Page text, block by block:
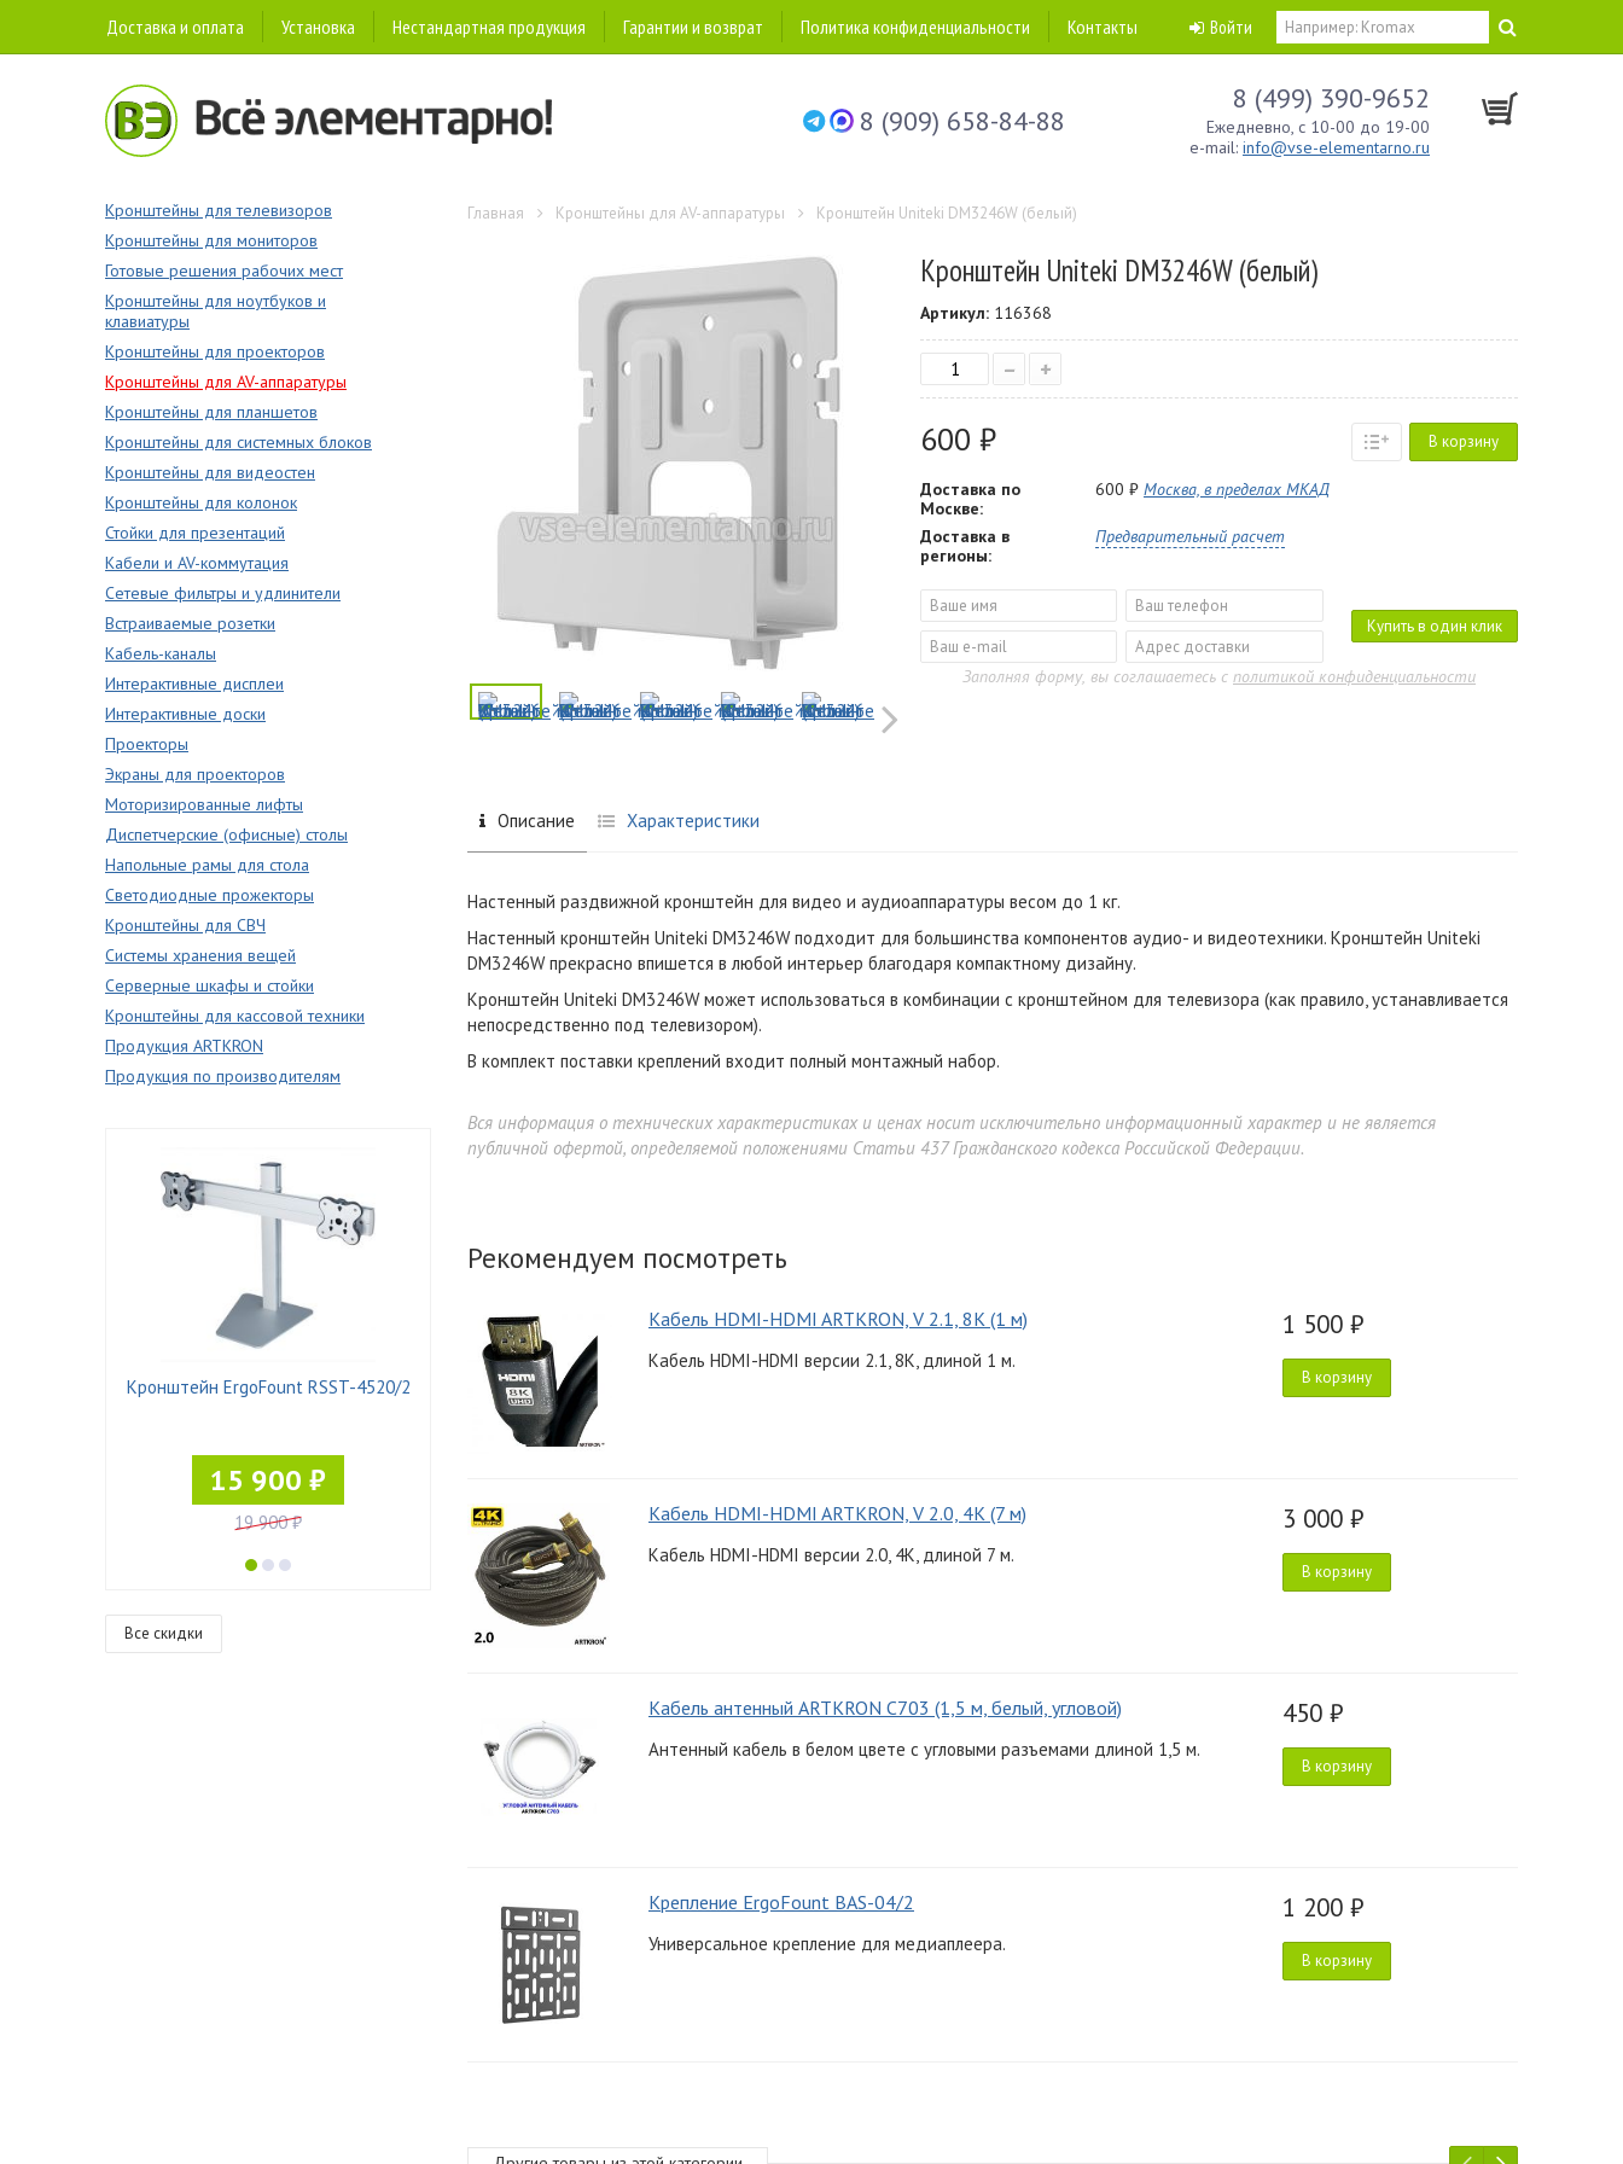
Доставка и оплата Установка Нестандартная продукция Гарантии и возврат Политика конфиденциальности Контакты Войти
8 (909) 658-84-88
8 (499) 390-9652
Ежедневно, с 10-00 до 19-00
e-mail: info@vse-elementarno.ru
Кронштейны для телевизоров
Кронштейны для мониторов
Готовые решения рабочих мест
Кронштейны для ноутбуков и
клавиатуры
Кронштейны для проекторов
Кронштейны для AV-аппаратуры
Кронштейны для планшетов
Кронштейны для системных блоков
Кронштейны для видеостен
Кронштейны для колонок
Стойки для презентаций
Кабели и AV-коммутация
Сетевые фильтры и удлинители
Встраиваемые розетки
Кабель-каналы
Интерактивные дисплеи
Интерактивные доски
Проекторы
Экраны для проекторов
Моторизированные лифты
Диспетчерские (офисные) столы
Напольные рамы для стола
Светодиодные прожекторы
Кронштейны для СВЧ
Системы хранения вещей
Серверные шкафы и стойки
Кронштейны для кассовой техники
Продукция ARTKRON
Продукция по производителям
Кронштейн ErgoFount RSST-4520/2
15 900 ₽
19 900 ₽
Все скидки
Главная Кронштейны для AV-аппаратуры Кронштейн Uniteki DM3246W (белый)
Кронштейн Uniteki DM3246W (белый)
Артикул: 116368
– +
600 ₽ В корзину
Доставка по
Москве:
600 ₽ Москва, в пределах МКАД
Доставка в
регионы:
Предварительный расчет
Купить в один клик
Заполняя форму, вы соглашаетесь с политикой конфиденциальности
Описание Характеристики
Настенный раздвижной кронштейн для видео и аудиоаппаратуры весом до 1 кг.
Настенный кронштейн Uniteki DM3246W подходит для большинства компонентов аудио- и видеотехники. Кронштейн Uniteki
DM3246W прекрасно впишется в любой интерьер благодаря компактному дизайну.
Кронштейн Uniteki DM3246W может использоваться в комбинации с кронштейном для телевизора (как правило, устанавливается
непосредственно под телевизором).
В комплект поставки креплений входит полный монтажный набор.
Вся информация о технических характеристиках и ценах носит исключительно информационный характер и не является
публичной офертой, определяемой положениями Статьи 437 Гражданского кодекса Российской Федерации.
Рекомендуем посмотреть
Кабель HDMI-HDMI ARTKRON, V 2.1, 8K (1 м)
Кабель HDMI-HDMI версии 2.1, 8K, длиной 1 м.
1 500 ₽
В корзину
Кабель HDMI-HDMI ARTKRON, V 2.0, 4K (7 м)
Кабель HDMI-HDMI версии 2.0, 4K, длиной 7 м.
3 000 ₽
В корзину
Кабель антенный ARTKRON C703 (1,5 м, белый, угловой)
Антенный кабель в белом цвете с угловыми разъемами длиной 1,5 м.
450 ₽
В корзину
Крепление ErgoFount BAS-04/2
Универсальное крепление для медиаплеера.
1 200 ₽
В корзину